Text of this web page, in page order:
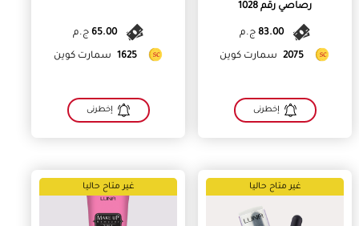
رصاصي رقم 1028
83.00 ج.م
2075 سمارت كوين
إخطرنى
65.00 ج.م
1625 سمارت كوين
إخطرنى
غير متاح حاليا غير متاح حاليا